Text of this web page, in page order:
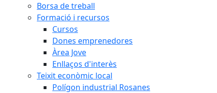
Borsa de treball
Formació i recursos
Cursos
Dones emprenedores
Àrea Jove
Enllaços d'interès
Teixit econòmic local
Polígon industrial Rosanes